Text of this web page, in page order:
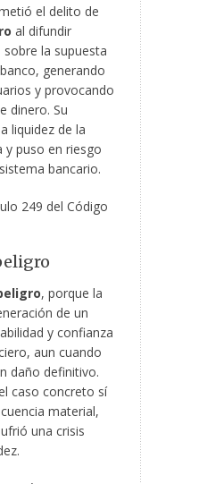
el delito de
al difundir
la supuesta
generando
y provocando
dinero. Su
liquidez de la
y puso en riesgo
bancario.
249 del Código
, porque la
de un
y confianza
aun cuando
daño definitivo.
caso concreto sí
material,
una crisis